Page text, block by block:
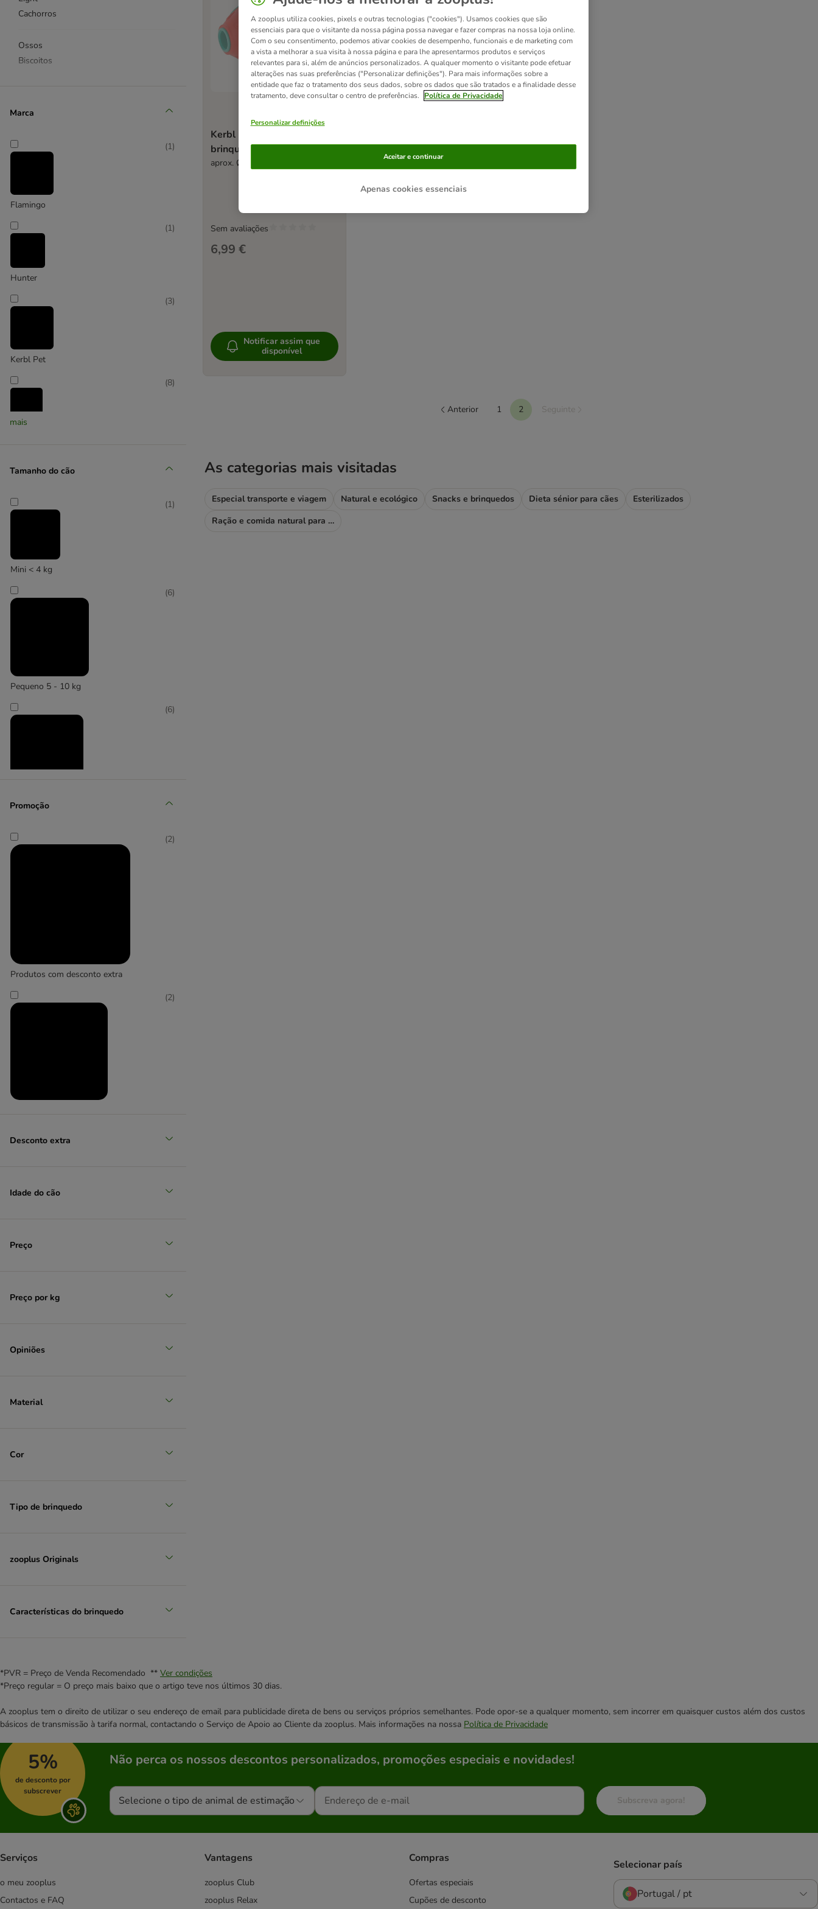
Cachorros
Ossos
Biscoitos
Cachorros
Bolsas para snacks
Marca
Flamingo
(1)
Hunter
(1)
Kerbl Pet
(3)
(8)
TIAKI
mais
Tamanho do cão
Mini < 4 kg
(1)
Pequeno 5 - 10 kg
(6)
(6)
Promoção
Produtos com desconto extra
(2)
(2)
Desconto extra
Idade do cão
Preço
Preço por kg
Opiniões
Material
Cor
Tipo de brinquedo
zooplus Originals
Características do brinquedo
Kerbl Pet Rugby ToyFastic
brinquedo para cães
aprox. Ø 7,5 x C 12 cm
6,99 €
Sem avaliações
Notificar assim que
disponível
Anterior 1 2 Seguinte
As categorias mais visitadas
Especial transporte e viagem Natural e ecológico Snacks e brinquedos Dieta sénior para cães
Esterilizados
Ração e comida natural para cães
*PVR = Preço de Venda Recomendado ** Ver condições
*Preço regular = O preço mais baixo que o artigo teve nos últimos 30 dias.
A zooplus tem o direito de utilizar o seu endereço de email para publicidade direta de bens ou serviços próprios semelhantes. Pode opor-se a qualquer momento, sem incorrer em quaisquer custos além dos custos
básicos de transmissão à tarifa normal, contactando o Serviço de Apoio ao Cliente da zooplus. Mais informações na nossa Política de Privacidade
5%
de desconto por
subscrever
Não perca os nossos descontos personalizados, promoções especiais e novidades!
Selecione o tipo de animal de estimação Subscreva agora!
Serviços
o meu zooplus
Contactos e FAQ
Vantagens
zooplus Club
zooplus Relax
Compras
Ofertas especiais
Cupões de desconto
Selecionar país
Portugal / pt
A zooplus utiliza cookies, pixels e outras tecnologias ("cookies"). Usamos cookies que são
essenciais para que o visitante da nossa página possa navegar e fazer compras na nossa loja online.
Com o seu consentimento, podemos ativar cookies de desempenho, funcionais e de marketing com
a vista a melhorar a sua visita à nossa página e para lhe apresentarmos produtos e serviços
relevantes para si, além de anúncios personalizados. A qualquer momento o visitante pode efetuar
alterações nas suas preferências ("Personalizar definições"). Para mais informações sobre a
entidade que faz o tratamento dos seus dados, sobre os dados que são tratados e a finalidade desse
tratamento, deve consultar o centro de preferências.
Política de Privacidade
Personalizar definições
Apenas cookies essenciais
Aceitar e continuar